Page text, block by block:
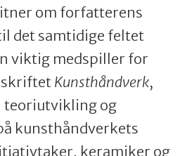
om forfatterens
det samtidige feltet
viktig medspiller for
Kunsthåndverk,
teoriutvikling og
kunsthåndverkets
keramiker og